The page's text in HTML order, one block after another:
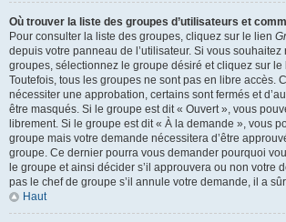
Où trouver la liste des groupes d’utilisateurs et
Pour consulter la liste des groupes, cliquez sur le lien
depuis votre panneau de l’utilisateur. Si vous
groupes, sélectionnez le groupe désiré et cliquez sur
Toutefois, tous les groupes ne sont pas en libre accès.
nécessiter une approbation, certains sont fermés et
être masqués. Si le groupe est dit « Ouvert », vous
librement. Si le groupe est dit « À la demande », vous
groupe mais votre demande nécessitera d’être
groupe. Ce dernier pourra vous demander pourquoi
le groupe et ainsi décider s’il approuvera ou non votre
pas le chef de groupe s’il annule votre demande, il a
Haut